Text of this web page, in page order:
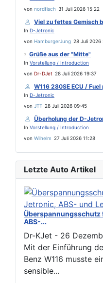
von nordfisch 31 Juli 2026 15:22
Viel zu fettes Gemisch
In D-Jetronic
von HamburgerJung 28 Juli 2026
Grüße aus der "Mitte"
In Vorstellung / Introduction
von Dr-DJet 28 Juli 2026 19:37
W116 280SE ECU / Fuel
In D-Jetronic
von JTT 28 Juli 2026 09:45
Überholung der D-
In Vorstellung / Introduction
von Wilhelm 27 Juli 2026 11:28
Letzte Auto Artikel
Überspannungsschutz
ABS-...
Dr-KJet - 26
Mit der Einführung
Benz W116 musste
sensible...